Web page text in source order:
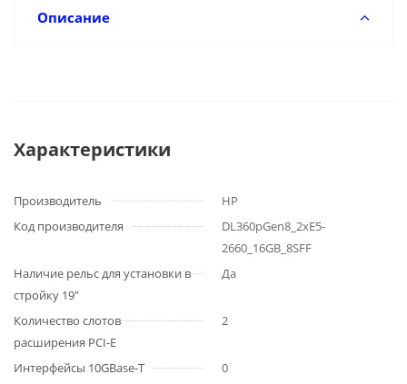
Описание
Характеристики
Производитель
HP
Код производителя
DL360pGen8_2xE5-
2660_16GB_8SFF
Наличие рельс для установки в
стройку 19"
Да
Количество слотов
расширения PCI-E
2
Интерфейсы 10GBase-T
0